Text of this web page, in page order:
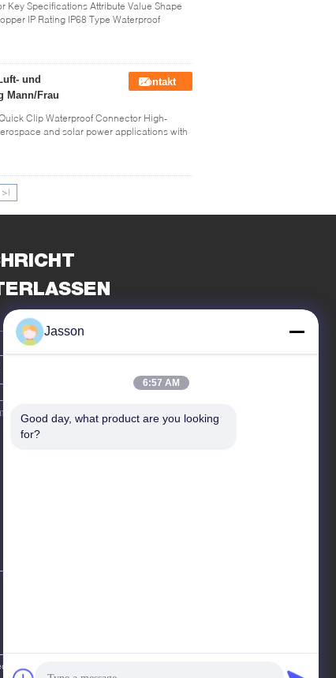
Key Specifications Attribute Value Shape
IP Rating IP68 Type Waterproof
und
Mann/Frau
Kontakt
Clip Waterproof Connector High-
and solar power applications with
>|
Co., Ltd.. All Rights Reserved.
Jasson
6:57 AM
Good day, what product are you looking
for?